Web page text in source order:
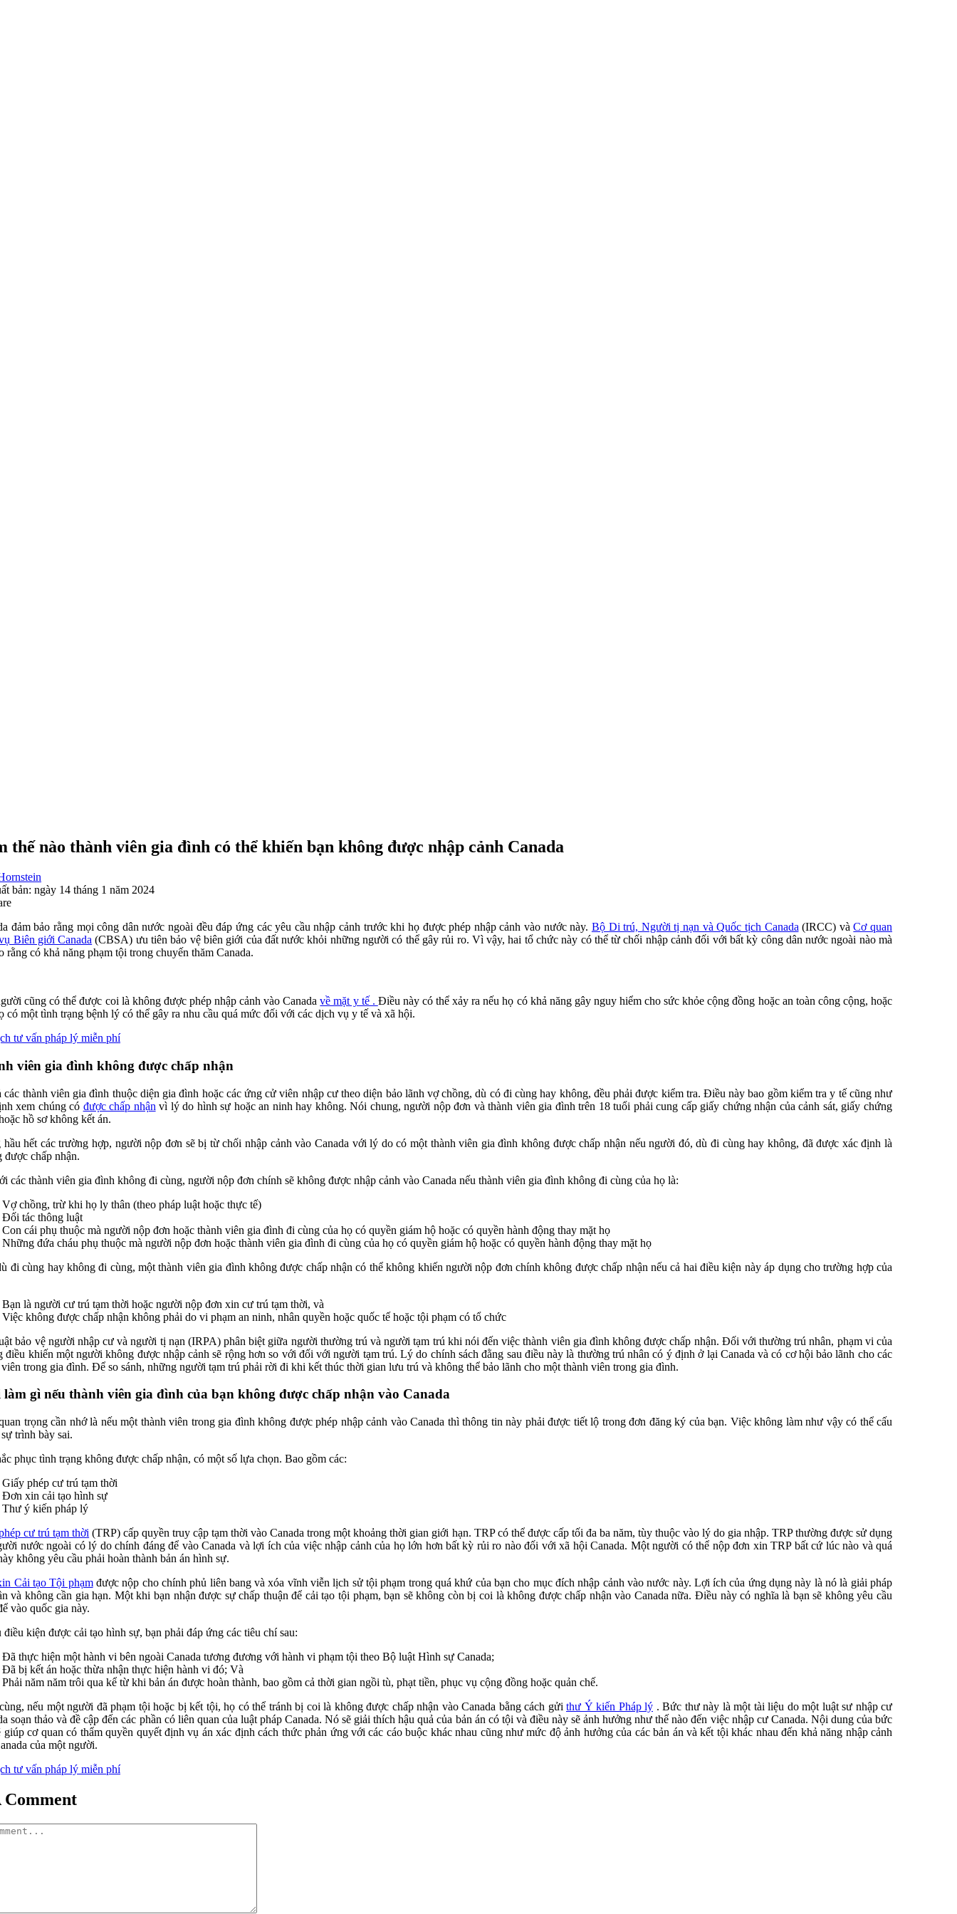
thế nào thành viên gia đình có thể khiến bạn không được nhập cảnh Canada
bản: ngày 14 tháng 1 năm 2024
đảm bảo rằng mọi công dân nước ngoài đều đáp ứng các yêu cầu nhập cảnh trước khi họ được phép nhập cảnh vào nước này. Bộ Di trú, Người tị nạn và Quốc tịch Canada (IRCC) vàCơ quan
Biên giới Canada (CBSA) ưu tiên bảo vệ biên giới của đất nước khỏi những người có thể gây rủi ro. Vì vậy, hai tổ chức này có thể từ chối nhập cảnh đối với bất kỳ công dân nước ngoài nào mà
rằng có khả năng phạm tội trong chuyến thăm Canada.
cũng có thể được coi là không được phép nhập cảnh vào Canadavề mặt y tế . Điều này có thể xảy ra nếu họ có khả năng gây nguy hiểm cho sức khỏe cộng đồng hoặc an toàn công cộng, hoặc
có một tình trạng bệnh lý có thể gây ra nhu cầu quá mức đối với các dịch vụ y tế và xã hội.
tư vấn pháp lý miễn phí
viên gia đình không được chấp nhận
các thành viên gia đình thuộc diện gia đình hoặc các ứng cử viên nhập cư theo diện bảo lãnh vợ chồng, dù có đi cùng hay không, đều phải được kiểm tra. Điều này bao gồm kiểm tra y tế cũng như
xem chúng có được chấp nhận vì lý do hình sự hoặc an ninh hay không. Nói chung, người nộp đơn và thành viên gia đình trên 18 tuổi phải cung cấp giấy chứng nhận của cảnh sát, giấy chứng
hồ sơ không kết án.
hầu hết các trường hợp, người nộp đơn sẽ bị từ chối nhập cảnh vào Canada với lý do có một thành viên gia đình không được chấp nhận nếu người đó, dù đi cùng hay không, đã được xác định là
được chấp nhận.
các thành viên gia đình không đi cùng, người nộp đơn chính sẽ không được nhập cảnh vào Canada nếu thành viên gia đình không đi cùng của họ là:
Vợ chồng, trừ khi họ ly thân (theo pháp luật hoặc thực tế)
Đối tác thông luật
Con cái phụ thuộc mà người nộp đơn hoặc thành viên gia đình đi cùng của họ có quyền giám hộ hoặc có quyền hành động thay mặt họ
Những đứa cháu phụ thuộc mà người nộp đơn hoặc thành viên gia đình đi cùng của họ có quyền giám hộ hoặc có quyền hành động thay mặt họ
đi cùng hay không đi cùng, một thành viên gia đình không được chấp nhận có thể không khiến người nộp đơn chính không được chấp nhận nếu cả hai điều kiện này áp dụng cho trường hợp của
Bạn là người cư trú tạm thời hoặc người nộp đơn xin cư trú tạm thời, và
Việc không được chấp nhận không phải do vi phạm an ninh, nhân quyền hoặc quốc tế hoặc tội phạm có tổ chức
bảo vệ người nhập cư và người tị nạn (IRPA) phân biệt giữa người thường trú và người tạm trú khi nói đến việc thành viên gia đình không được chấp nhận. Đối với thường trú nhân, phạm vi của
điều khiến một người không được nhập cảnh sẽ rộng hơn so với đối với người tạm trú. Lý do chính sách đằng sau điều này là thường trú nhân có ý định ở lại Canada và có cơ hội bảo lãnh cho các
trong gia đình. Để so sánh, những người tạm trú phải rời đi khi kết thúc thời gian lưu trú và không thể bảo lãnh cho một thành viên trong gia đình.
làm gì nếu thành viên gia đình của bạn không được chấp nhận vào Canada
trọng cần nhớ là nếu một thành viên trong gia đình không được phép nhập cảnh vào Canada thì thông tin này phải được tiết lộ trong đơn đăng ký của bạn. Việc không làm như vậy có thể cấu
trình bày sai.
phục tình trạng không được chấp nhận, có một số lựa chọn. Bao gồm các:
Giấy phép cư trú tạm thời
Đơn xin cải tạo hình sự
Thư ý kiến ​​pháp lý
cư trú tạm thời (TRP) cấp quyền truy cập tạm thời vào Canada trong một khoảng thời gian giới hạn. TRP có thể được cấp tối đa ba năm, tùy thuộc vào lý do gia nhập. TRP thường được sử dụng
nước ngoài có lý do chính đáng để vào Canada và lợi ích của việc nhập cảnh của họ lớn hơn bất kỳ rủi ro nào đối với xã hội Canada. Một người có thể nộp đơn xin TRP bất cứ lúc nào và quá
không yêu cầu phải hoàn thành bản án hình sự.
Cải tạo Tội phạmđược nộp cho chính phủ liên bang và xóa vĩnh viễn lịch sử tội phạm trong quá khứ của bạn cho mục đích nhập cảnh vào nước này. Lợi ích của ứng dụng này là nó là giải pháp
và không cần gia hạn. Một khi bạn nhận được sự chấp thuận để cải tạo tội phạm, bạn sẽ không còn bị coi là không được chấp nhận vào Canada nữa. Điều này có nghĩa là bạn sẽ không yêu cầu
vào quốc gia này.
kiện được cải tạo hình sự, bạn phải đáp ứng các tiêu chí sau:
Đã thực hiện một hành vi bên ngoài Canada tương đương với hành vi phạm tội theo Bộ luật Hình sự Canada;
Đã bị kết án hoặc thừa nhận thực hiện hành vi đó; Và
Phải năm năm trôi qua kể từ khi bản án được hoàn thành, bao gồm cả thời gian ngồi tù, phạt tiền, phục vụ cộng đồng hoặc quản chế.
nếu một người đã phạm tội hoặc bị kết tội, họ có thể tránh bị coi là không được chấp nhận vào Canada bằng cách gửi thư Ý kiến ​​Pháp lý . Bức thư này là một tài liệu do một luật sư nhập cư
soạn thảo và đề cập đến các phần có liên quan của luật pháp Canada. Nó sẽ giải thích hậu quả của bản án có tội và điều này sẽ ảnh hưởng như thế nào đến việc nhập cư Canada. Nội dung của bức
giúp cơ quan có thẩm quyền quyết định vụ án xác định cách thức phản ứng với các cáo buộc khác nhau cũng như mức độ ảnh hưởng của các bản án và kết tội khác nhau đến khả năng nhập cảnh
của một người.
tư vấn pháp lý miễn phí
Comment